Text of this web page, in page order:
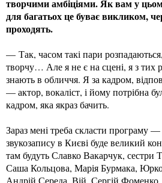
творчими амбіціями. Як вам у
для багатьох це буває викликом,
проходять.
— Так, часом такі пари
творчу… Але я не є на сцені, я з тих
знають в обличчя. Я за кадром,
— актор, вокаліст, і йому потрібна
кадром, яка якраз бачить.
Зараз мені треба скласти програму
звукозапису в Києві буде великий
там будуть Славко Вакарчук, сестри
Саша Кольцова, Марія Бурмака,
Андрій Середа, Вій, Сергій